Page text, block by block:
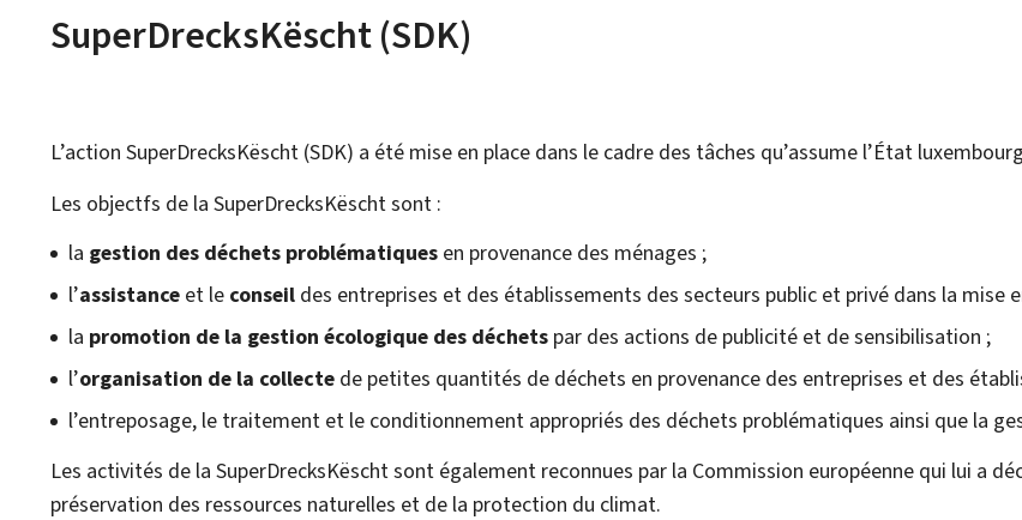
SuperDrecksKëscht (SDK)
L’action SuperDrecksKëscht (SDK) a été mise en place dans le cadre des tâches qu’assume l’État
Les objectfs de la SuperDrecksKëschtsont :
la gestion des déchets problématiques en provenance des ménages ;
l’assistance et le conseil des entreprises et des établissements des secteurs public et privé dans la mise
la promotion de la gestion écologique des déchets par des actions de publicité et de sensibilisation ;
l’organisation de la collecte de petites quantités de déchets en provenance des entreprises et des
l’entreposage, le traitement et le conditionnement appropriés des déchets problématiques ainsi que la
Les activités de la SuperDrecksKëschtsont également reconnues par la Commission européenne qui lui a
préservation des ressources naturelles et de la protection du climat.